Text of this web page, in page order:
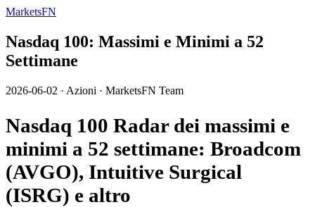
MarketsFN
Nasdaq 100: Massimi e Minimi a 52
Settimane
2026-06-02 · Azioni · MarketsFN Team
Nasdaq 100 Radar dei massimi e
minimi a 52 settimane: Broadcom
(AVGO), Intuitive Surgical
(ISRG) e altro